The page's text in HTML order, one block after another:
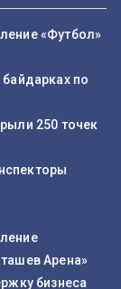
«Футбол»
по
250 точек
Арена»
бизнеса